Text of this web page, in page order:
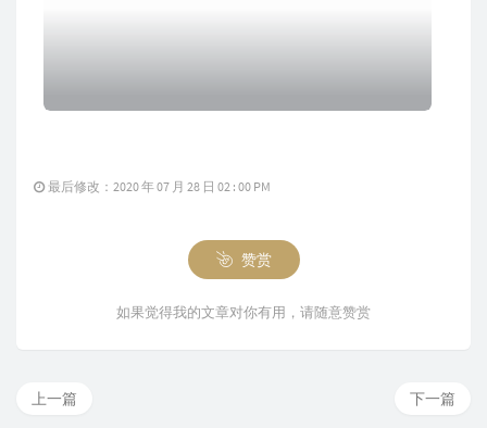
最后修改：2020 年 07 月 28 日 02 : 00 PM
赞赏
如果觉得我的文章对你有用，请随意赞赏
下一篇
上一篇